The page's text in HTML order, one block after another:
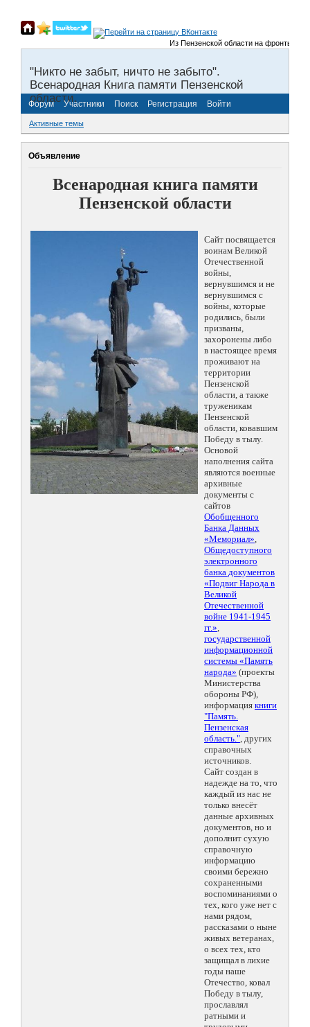
Из Пензенской области на фронты
"Никто не забыт, ничто не забыто".
Всенародная Книга памяти Пензенской
области.
Форум Участники Поиск Регистрация Войти
Активные темы
Объявление
Всенародная книга памяти
Пензенской области
Сайт посвящается
воинам Великой
Отечественной
войны,
вернувшимся и не
вернувшимся с
войны, которые
родились, были
призваны,
захоронены либо
в настоящее время
проживают на
территории
Пензенской
области, а также
труженикам
Пензенской
области, ковавшим
Победу в тылу.
Основой
наполнения сайта
являются военные
архивные
документы с
сайтов
Обобщенного
Банка Данных
«Мемориал»,
Общедоступного
электронного
банка документов
«Подвиг Народа в
Великой
Отечественной
войне 1941-1945
гг.»,
государственной
информационной
системы «Память
народа» (проекты
Министерства
обороны РФ),
информация книги
"Память.
Пензенская
область.", других
справочных
источников.
Сайт создан в
надежде на то, что
каждый из нас не
только внесёт
данные архивных
документов, но и
дополнит сухую
справочную
информацию
своими бережно
сохраненными
воспоминаниями о
тех, кого уже нет с
нами рядом,
рассказами о ныне
живых ветеранах,
о всех тех, кто
защищал в лихие
годы наше
Отечество, ковал
Победу в тылу,
прославлял
ратными и